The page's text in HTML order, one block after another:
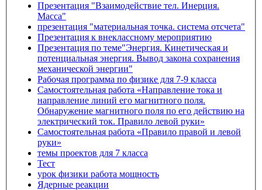
Презентация "Взаимодействие тел. Инерция.
Масса"
презентация "материальная точка. система отсчета"
Презентация к внеклассному мероприятию
Презентация по теме"Энергия. Кинетическая и
потенциальная энергия. Вывод закона сохранения
механической энергии"
Рабочая программа по физике для 7-9 класса
Самостоятельная работа «Направление тока и
направление линий его магнитного поля.
Обнаружение магнитного поля по его действию на
электрический ток. Правило левой руки»
Самостоятельная работа «Правило правой и левой
руки»
темы проектов для 7 класса
Тест
урок физики работа мощность
Ядерные реакции